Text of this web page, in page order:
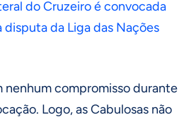
do Cruzeiro é convocada
disputa da Liga das Nações
nenhum compromisso durante
Logo, as Cabulosas não